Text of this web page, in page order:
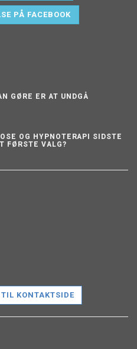
PÅ FACEBOOK
GØRE ER AT UNDGÅ
OG HYPNOTERAPI SIDSTE
FØRSTE VALG?
KONTAKTSIDE